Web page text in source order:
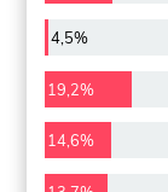
4,5%
19,2%
14,6%